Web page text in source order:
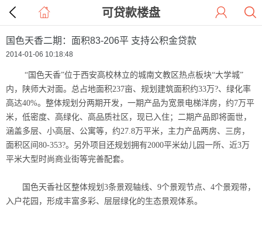
可贷款楼盘
国色天香二期：面积83-206平 支持公积金贷款
2014-01-06 10:18:48
“国色天香”位于西安高校林立的城南文教区热点板块“大学城”
内，陕师大对面。总占地面积237亩、规划建筑面积约33万?、绿化率
高达40%。整体规划分两期开发，一期产品为宽景电梯洋房，约7万平
米，低密度、高绿化、高品质社区，现已入住；二期产品即将面世，
涵盖多层、小高层、公寓等，约27.8万平米，主力产品两房、三房，
面积区间80-353?。另外项目还规划拥有2000平米幼儿园一所、近3万
平米大型时尚商业街等完善配套。
国色天香社区整体规划3条景观轴线、9个景观节点、4个景观带，
入户花园，形成丰富多彩、层层绿化的生态景观体系。